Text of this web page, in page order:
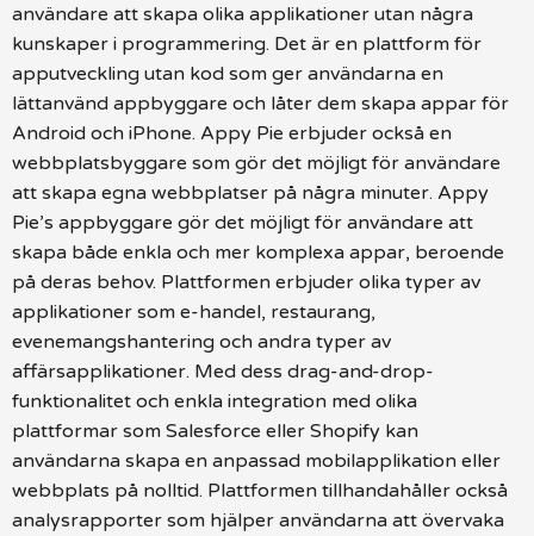
användare att skapa olika applikationer utan några
kunskaper i programmering. Det är en plattform för
apputveckling utan kod som ger användarna en
lättanvänd appbyggare och låter dem skapa appar för
Android och iPhone. Appy Pie erbjuder också en
webbplatsbyggare som gör det möjligt för användare
att skapa egna webbplatser på några minuter. Appy
Pie’s appbyggare gör det möjligt för användare att
skapa både enkla och mer komplexa appar, beroende
på deras behov. Plattformen erbjuder olika typer av
applikationer som e-handel, restaurang,
evenemangshantering och andra typer av
affärsapplikationer. Med dess drag-and-drop-
funktionalitet och enkla integration med olika
plattformar som Salesforce eller Shopify kan
användarna skapa en anpassad mobilapplikation eller
webbplats på nolltid. Plattformen tillhandahåller också
analysrapporter som hjälper användarna att övervaka